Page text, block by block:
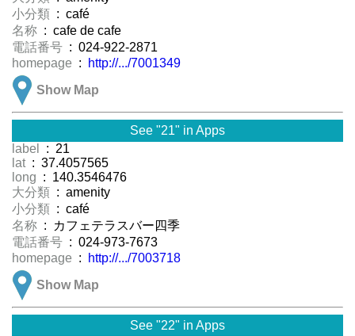
小分類 : café
名称 : cafe de cafe
電話番号 : 024-922-2871
homepage :
http://.../7001349
Show Map
See "21" in Apps
label
: 21
lat : 37.4057565
long : 140.3546476
大分類 : amenity
小分類 : café
名称 : カフェテラスバー四季
電話番号 : 024-973-7673
homepage :
http://.../7003718
Show Map
See "22" in Apps